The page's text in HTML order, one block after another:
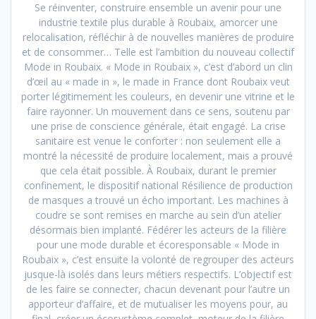
Se réinventer, construire ensemble un avenir pour une
industrie textile plus durable à Roubaix, amorcer une
relocalisation, réfléchir à de nouvelles manières de produire
et de consommer… Telle est l’ambition du nouveau collectif
Mode in Roubaix. « Mode in Roubaix », c’est d’abord un clin
d’œil au « made in », le made in France dont Roubaix veut
porter légitimement les couleurs, en devenir une vitrine et le
faire rayonner. Un mouvement dans ce sens, soutenu par
une prise de conscience générale, était engagé. La crise
sanitaire est venue le conforter : non seulement elle a
montré la nécessité de produire localement, mais a prouvé
que cela était possible. À Roubaix, durant le premier
confinement, le dispositif national Résilience de production
de masques a trouvé un écho important. Les machines à
coudre se sont remises en marche au sein d’un atelier
désormais bien implanté. Fédérer les acteurs de la filière
pour une mode durable et écoresponsable « Mode in
Roubaix », c’est ensuite la volonté de regrouper des acteurs
jusque-là isolés dans leurs métiers respectifs. L’objectif est
de les faire se connecter, chacun devenant pour l’autre un
apporteur d’affaire, et de mutualiser les moyens pour, au